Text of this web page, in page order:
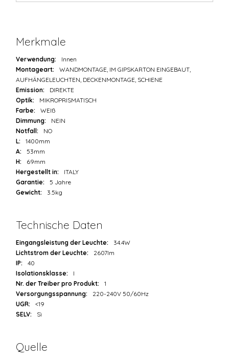
Merkmale
Verwendung:
Innen
Montageart:
WANDMONTAGE, IM GIPSKARTON EINGEBAUT,
AUFHÄNGELEUCHTEN, DECKENMONTAGE, SCHIENE
Emission:
DIREKTE
Optik:
MIKROPRISMATISCH
Farbe:
WEIß
Dimmung:
NEIN
Notfall:
NO
L:
1400mm
A:
53mm
H:
69mm
Hergestellt in:
ITALY
Garantie:
5 Jahre
Gewicht:
3.5kg
Technische Daten
Eingangsleistung der Leuchte:
34.4W
Lichtstrom der Leuchte:
2607lm
IP:
40
Isolationsklasse:
I
Nr. der Treiber pro Produkt:
1
Versorgungsspannung:
220-240V 50/60Hz
UGR:
<19
SELV:
Sì
Quelle